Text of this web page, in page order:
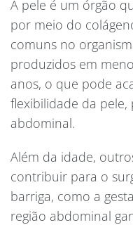
A pele é um órgão
por meio do
comuns no
produzidos em
anos, o que pode
flexibilidade da
abdominal.
Além da idade,
contribuir para o
barriga, como a
região abdominal